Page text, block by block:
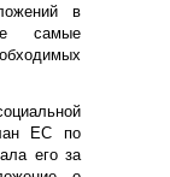
в
самые
ЕС по
его за